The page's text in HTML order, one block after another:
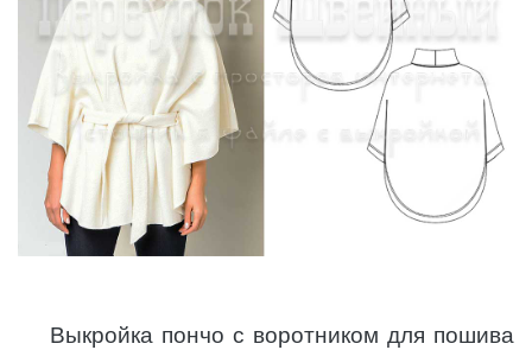
Выкройка пончо с воротником для пошива